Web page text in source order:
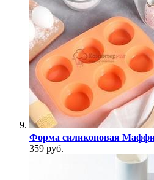
Форма силиконовая
359 руб.